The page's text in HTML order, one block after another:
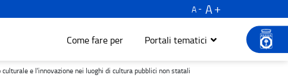
A
A
Come fare per Portali tematici
l'innovazione nei luoghi di cultura pubblici non statali - Turismo e
e l'innovazione nei luoghi di cultura pubblici non statali